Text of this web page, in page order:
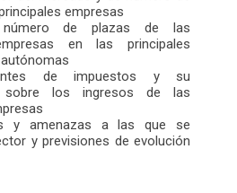
empresas
de plazas de las
en las principales
de impuestos y su
sobre los ingresos de las
y amenazas a las que se
y previsiones de evolución